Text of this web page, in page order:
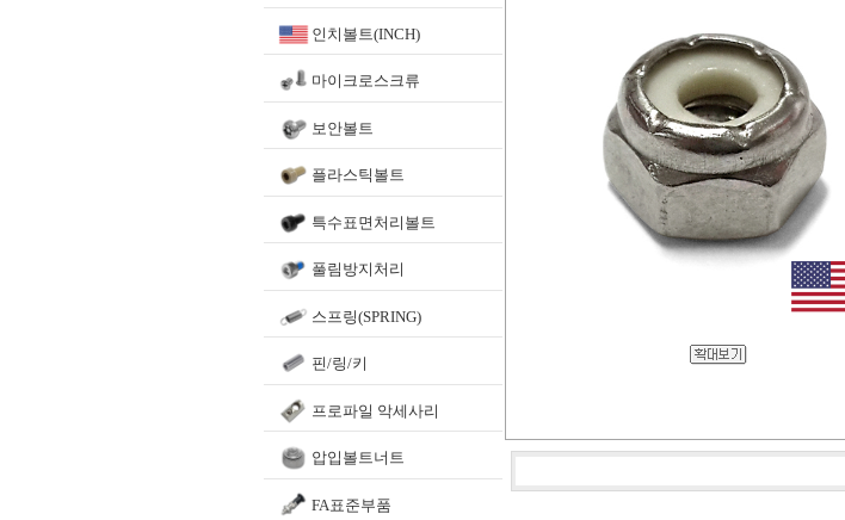
인치볼트(INCH)
마이크로스크류
보안볼트
플라스틱볼트
특수표면처리볼트
풀림방지처리
스프링(SPRING)
핀/링/키
프로파일 악세사리
압입볼트너트
FA표준부품